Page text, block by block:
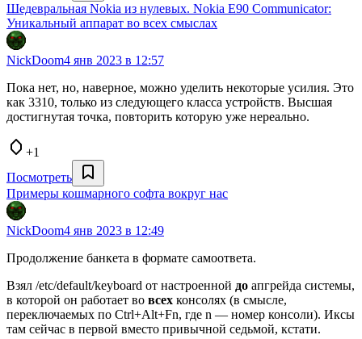
Шедевральная Nokia из нулевых. Nokia E90 Communicator:
Уникальный аппарат во всех смыслах
NickDoom4 янв 2023 в 12:57
Пока нет, но, наверное, можно уделить некоторые усилия. Это
как 3310, только из следующего класса устройств. Высшая
достигнутая точка, повторить которую уже нереально.
+1
Посмотреть
Примеры кошмарного софта вокруг нас
NickDoom4 янв 2023 в 12:49
Продолжение банкета в формате самоответа.
Взял /etc/default/keyboard от настроенной до апгрейда системы,
в которой он работает во всех консолях (в смысле,
переключаемых по Ctrl+Alt+Fn, где n — номер консоли). Иксы
там сейчас в первой вместо привычной седьмой, кстати.